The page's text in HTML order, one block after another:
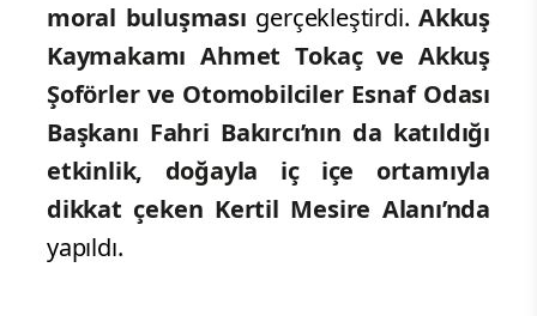
moral buluşması gerçekleştirdi. Akkuş
Kaymakamı Ahmet Tokaç ve Akkuş
Şoförler ve Otomobilciler Esnaf Odası
Başkanı Fahri Bakırcı’nın da katıldığı
etkinlik, doğayla iç içe ortamıyla
dikkat çeken Kertil Mesire Alanı’nda
yapıldı.